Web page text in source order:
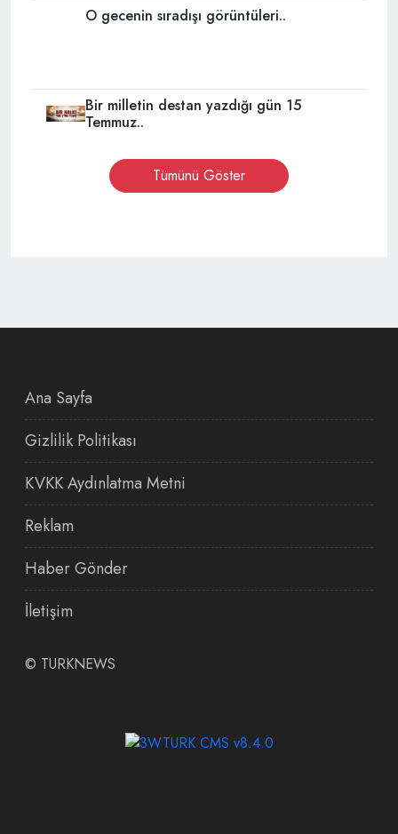
O gecenin sıradışı görüntüleri..
Bir milletin destan yazdığı gün 15
Temmuz..
Tümünü Göster
Ana Sayfa
Gizlilik Politikası
KVKK Aydınlatma Metni
Reklam
Haber Gönder
İletişim
© TURKNEWS